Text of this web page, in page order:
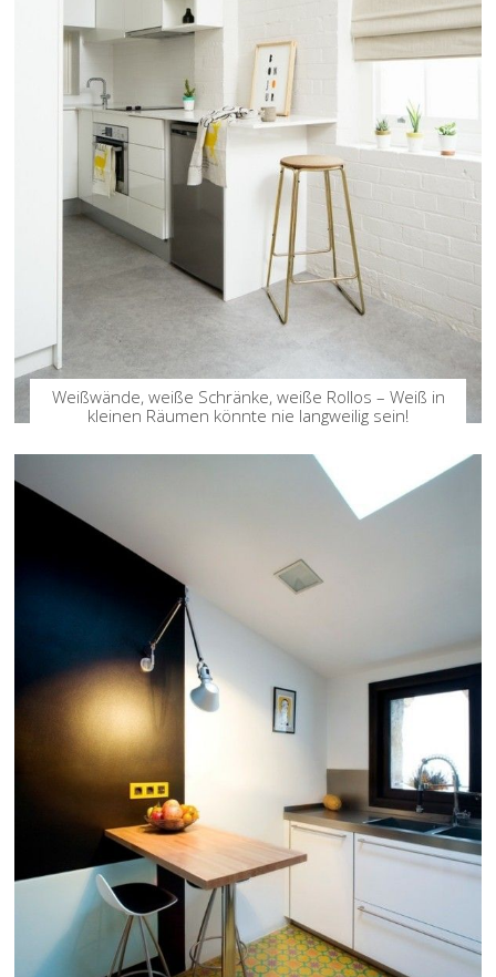
Weißwände, weiße Schränke, weiße Rollos – Weiß in
kleinen Räumen könnte nie langweilig sein!